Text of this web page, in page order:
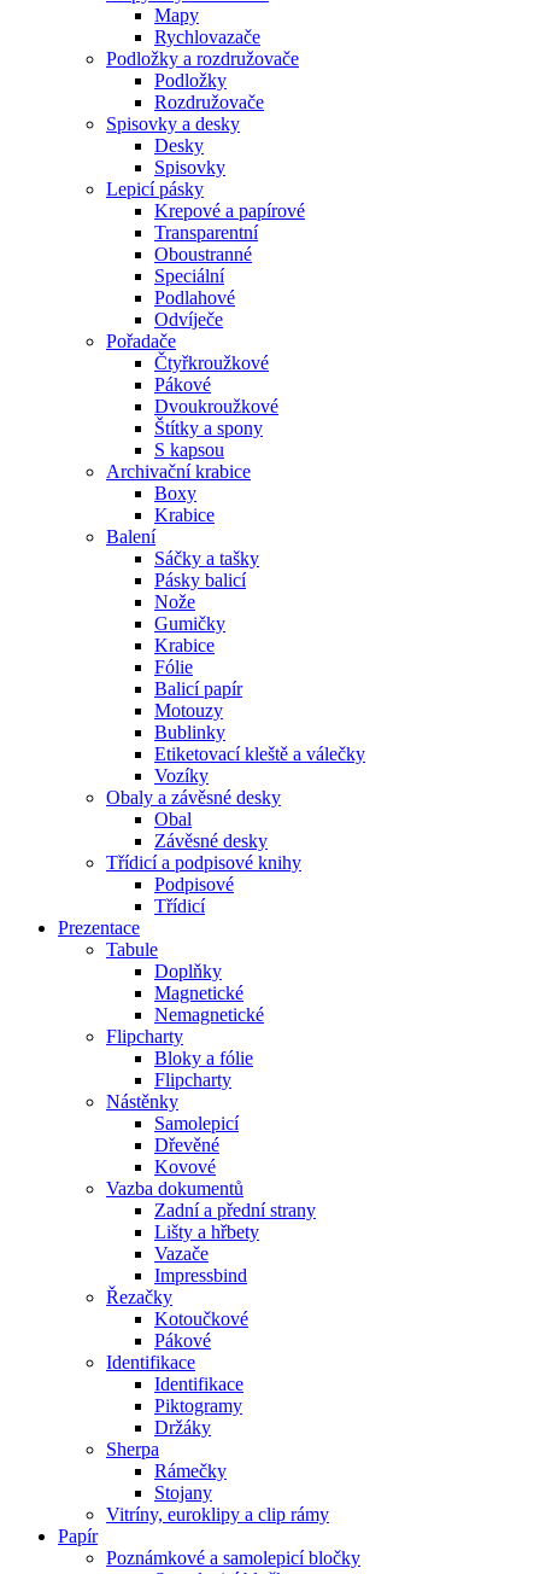
Mapy
Rychlovazače
Podložky a rozdružovače
Podložky
Rozdružovače
Spisovky a desky
Desky
Spisovky
Lepicí pásky
Krepové a papírové
Transparentní
Oboustranné
Speciální
Podlahové
Odvíječe
Pořadače
Čtyřkroužkové
Pákové
Dvoukroužkové
Štítky a spony
S kapsou
Archivační krabice
Boxy
Krabice
Balení
Sáčky a tašky
Pásky balicí
Nože
Gumičky
Krabice
Fólie
Balicí papír
Motouzy
Bublinky
Etiketovací kleště a válečky
Vozíky
Obaly a závěsné desky
Obal
Závěsné desky
Třídicí a podpisové knihy
Podpisové
Třídicí
Prezentace
Tabule
Doplňky
Magnetické
Nemagnetické
Flipcharty
Bloky a fólie
Flipcharty
Nástěnky
Samolepicí
Dřevěné
Kovové
Vazba dokumentů
Zadní a přední strany
Lišty a hřbety
Vazače
Impressbind
Řezačky
Kotoučkové
Pákové
Identifikace
Identifikace
Piktogramy
Držáky
Sherpa
Rámečky
Stojany
Vitríny, euroklipy a clip rámy
Papír
Poznámkové a samolepicí bločky